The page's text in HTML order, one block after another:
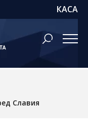
КАСА
Славия